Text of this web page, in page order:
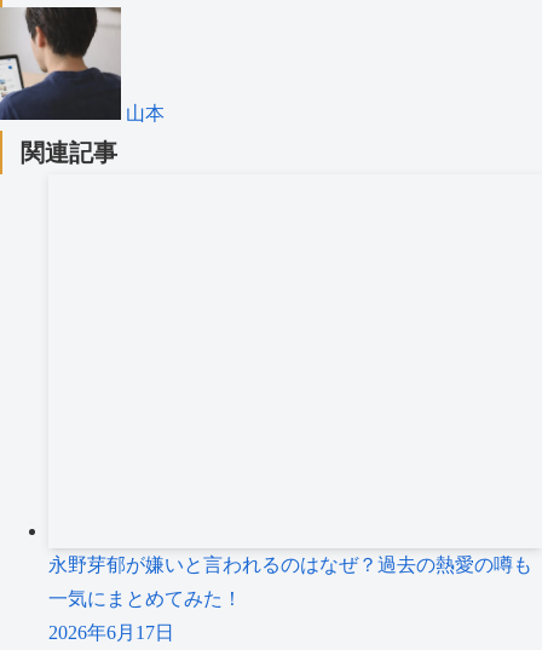
山本
関連記事
永野芽郁が嫌いと言われるのはなぜ？過去の熱愛の噂も
一気にまとめてみた！
2026年6月17日